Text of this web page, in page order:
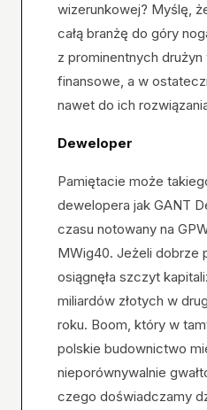
wizerunkowej? Myślę,
całą branżę do góry
z prominentnych
finansowe, a w
nawet do ich
Deweloper
Pamiętacie może
dewelopera jak GANT
czasu notowany na
MWig40. Jeżeli dobrze
osiągnęła szczyt
miliardów złotych w
roku. Boom, który w
polskie budownictwo
nieporównywalnie
czego doświadczamy